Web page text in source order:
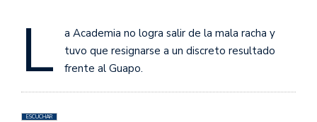
L
a Academia no logra salir de la mala racha y
tuvo que resignarse a un discreto resultado
frente al Guapo.
ESCUCHAR